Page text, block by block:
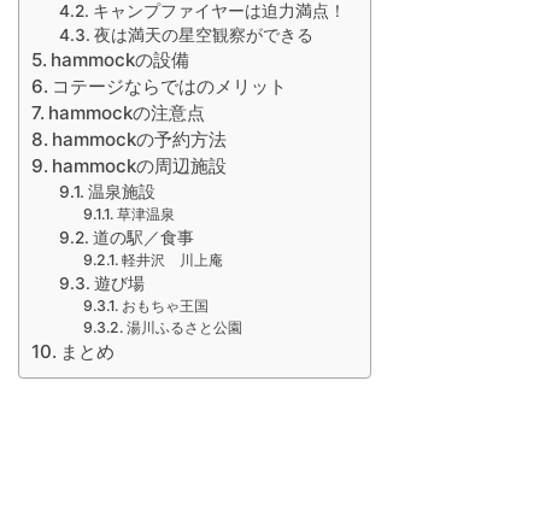
キャンプファイヤーは迫力満点！
夜は満天の星空観察ができる
hammockの設備
コテージならではのメリット
hammockの注意点
hammockの予約方法
hammockの周辺施設
温泉施設
草津温泉
道の駅／食事
軽井沢 川上庵
遊び場
おもちゃ王国
湯川ふるさと公園
まとめ